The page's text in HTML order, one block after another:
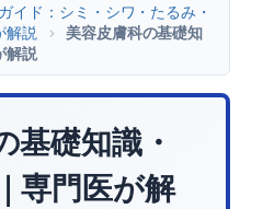
イド：シミ・シワ・たるみ・
解説
>
美容皮膚科の基礎知
解説
基礎知識・
専門医が解